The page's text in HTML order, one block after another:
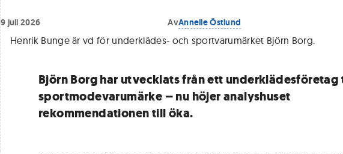
9 juli 2026 AvAnnelie Östlund
Henrik Bunge är vd för underklädes- och sportvarumärket Björn Borg.
Björn Borg har utvecklats från ett underklädesföretag
sportmodevarumärke – nu höjer analyshuset
rekommendationen till öka.